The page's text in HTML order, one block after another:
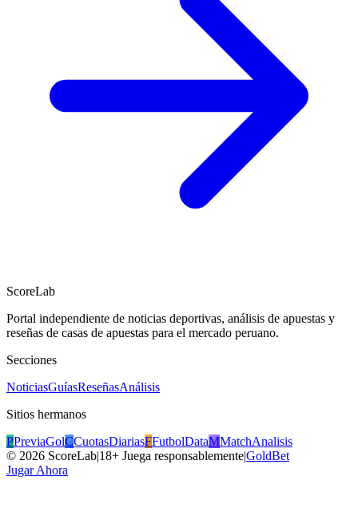
ScoreLab
Portal independiente de noticias deportivas, análisis de apuestas y
reseñas de casas de apuestas para el mercado peruano.
Secciones
NoticiasGuíasReseñasAnálisis
Sitios hermanos
PPreviaGolCCuotasDiariasFFutbolDataMMatchAnalisis
© 2026 ScoreLab|18+ Juega responsablemente|GoldBet
Jugar Ahora